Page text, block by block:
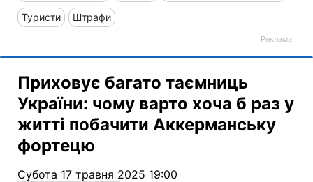
Туристи Штрафи
Приховує багато таємниць
України: чому варто хоча б раз у
житті побачити Аккерманську
фортецю
Субота 17 травня 2025 19:00